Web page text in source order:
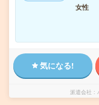
女性
気になる!
派遣会社